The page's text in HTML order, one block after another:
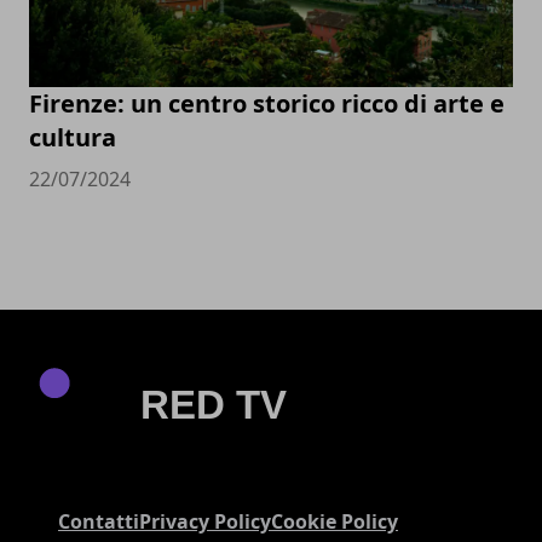
Firenze: un centro storico ricco di arte e
cultura
22/07/2024
ContattiPrivacy PolicyCookie Policy